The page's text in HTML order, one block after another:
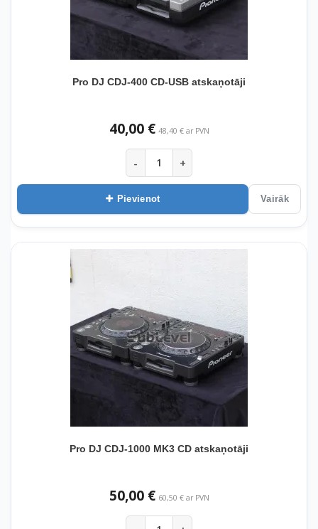
Pro DJ CDJ-400 CD-USB atskaņotāji
40,00 € 48,40 € ar PVN
- +
Pievienot Vairāk
Pro DJ CDJ-1000 MK3 CD atskaņotāji
50,00 € 60,50 € ar PVN